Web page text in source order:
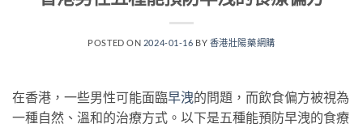
POSTED ON 2024-01-16 BY 香港壯陽藥網購
在香港，一些男性可能面臨早洩的問題，而飲食偏方被視為
一種自然、溫和的治療方式。以下是五種能預防早洩的食療